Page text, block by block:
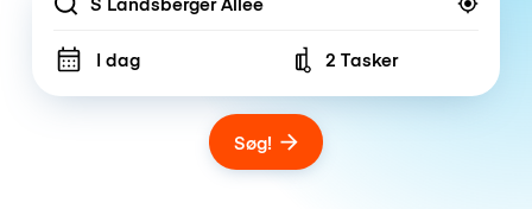
Location
I dag Number of bags
2 Tasker
Søg!